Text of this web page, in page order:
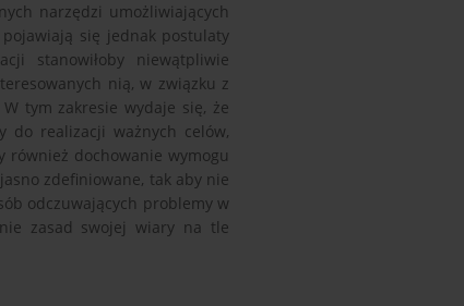
narzędzi umożliwiających
się jednak postulaty
stanowiłoby niewątpliwie
nią, w związku z
tym zakresie wydaje się, że
do realizacji ważnych celów,
również dochowanie wymogu
zdefiniowane, tak aby nie
odczuwających problemy w
zasad swojej wiary na tle